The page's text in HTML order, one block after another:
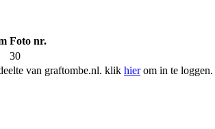
Foto nr.
30
van graftombe.nl. klik hierom in te loggen.